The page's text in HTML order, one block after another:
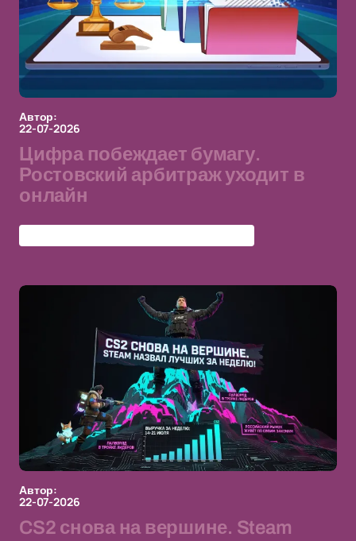
Автор:
22-07-2026
Цифра побеждает бумагу.
Ростовский арбитраж уходит в
онлайн
Автор:
22-07-2026
CS2 снова на вершине. Steam